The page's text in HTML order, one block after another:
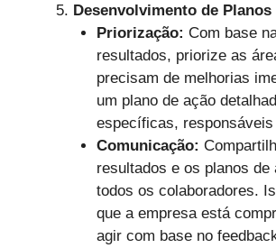
Desenvolvimento de Planos
Priorização: Com base
resultados, priorize as
precisam de melhorias
um plano de ação
específicas,
Comunicação:
resultados e os planos de
todos os colaboradores.
que a empresa está
agir com base no